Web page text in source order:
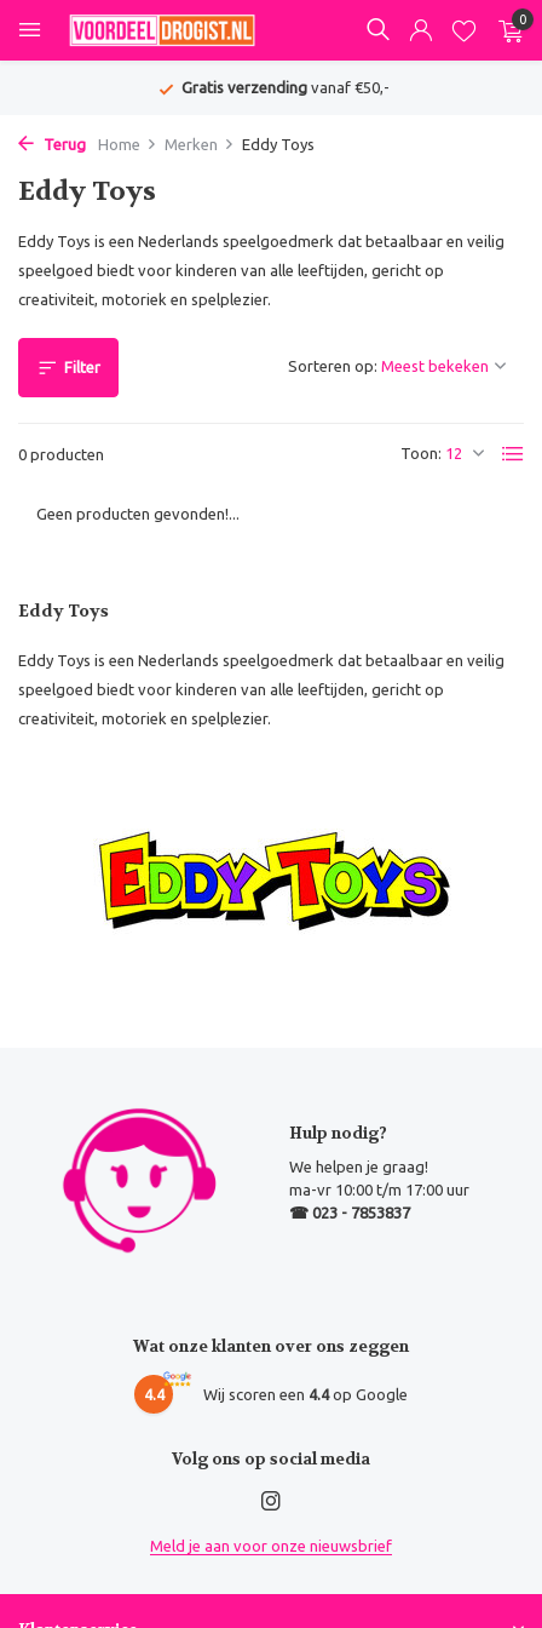
0
Gratis verzendingvanaf €50,-
Terug Home Merken Eddy Toys
Eddy Toys
Eddy Toys is een Nederlands speelgoedmerk dat betaalbaar en veilig
speelgoed biedt voor kinderen van alle leeftijden, gericht op
creativiteit, motoriek en spelplezier.
Filter
0 producten Toon:
Sorteren op:
Geen producten gevonden!...
Eddy Toys
Eddy Toys is een Nederlands speelgoedmerk dat betaalbaar en veilig
speelgoed biedt voor kinderen van alle leeftijden, gericht op
creativiteit, motoriek en spelplezier.
Hulp nodig?
We helpen je graag!
ma-vr 10:00 t/m 17:00 uur
☎ 023 - 7853837
Wat onze klanten over ons zeggen
4.4 Wij scoren een 4.4op Google
Volg ons op social media
Meld je aan voor onze nieuwsbrief